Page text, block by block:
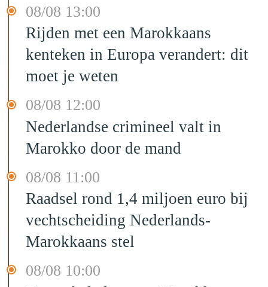
08/08 13:00
Rijden met een Marokkaans
kenteken in Europa verandert: dit
moet je weten
08/08 12:00
Nederlandse crimineel valt in
Marokko door de mand
08/08 11:00
Raadsel rond 1,4 miljoen euro bij
vechtscheiding Nederlands-
Marokkaans stel
08/08 10:00